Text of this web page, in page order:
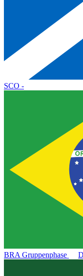
SCO -
BRA Gruppenphase